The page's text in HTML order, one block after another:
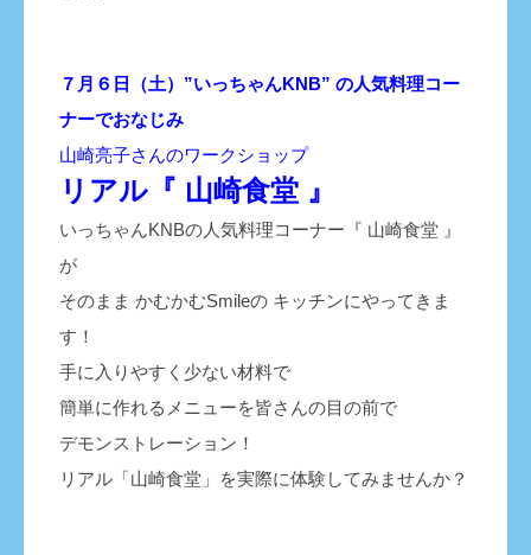
７月６日（土）”いっちゃんKNB” の人気料理コー
ナーでおなじみ
山崎亮子さんのワークショップ
リアル『 山崎食堂 』
いっちゃんKNBの人気料理コーナー『 山崎食堂 』
が
そのまま かむかむSmileの キッチンにやってきま
す！
手に入りやすく少ない材料で
簡単に作れるメニューを皆さんの目の前で
デモンストレーション！
リアル「山崎食堂」を実際に体験してみませんか？